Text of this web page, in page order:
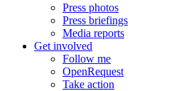
Press photos
Press briefings
Media reports
Get involved
Follow me
OpenRequest
Take action